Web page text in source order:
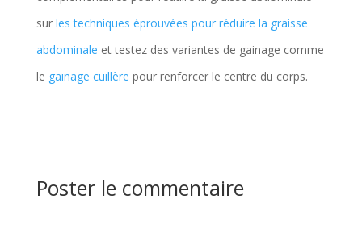
sur les techniques éprouvées pour réduire la graisse
abdominale et testez des variantes de gainage comme
le gainage cuillère pour renforcer le centre du corps.
Poster le commentaire